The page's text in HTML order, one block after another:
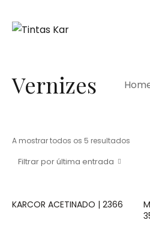
Vernizes
A mostrar todos os 5 resultados
Filtrar por última entrada
KARCOR ACETINADO | 2366